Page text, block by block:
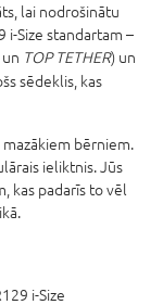
lai nodrošinātu
i-Size standartam –
TOP TETHER) un
sēdeklis, kas
bērniem.
ieliktnis. Jūs
kas padarīs to vēl
i-Size